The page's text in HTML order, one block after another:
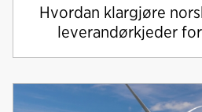
Hvordan klargjøre
leverandørkjeder